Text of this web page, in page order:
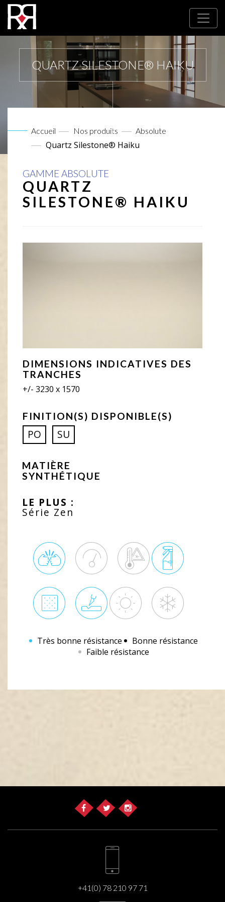
QUARTZ SILESTONE® HAIKU
Accueil Nos produits Absolute
Quartz Silestone® Haiku
MATIÈRE
SYNTHÉTIQUE
LE PLUS :
Série Zen
GAMME ABSOLUTE
QUARTZ
SILESTONE® HAIKU
DIMENSIONS INDICATIVES DES
TRANCHES
+/- 3230 x 1570
FINITION(S) DISPONIBLE(S)
PO SU
Très bonne résistance
Bonne résistance
Faible résistance
+41(0) 78 210 97 71